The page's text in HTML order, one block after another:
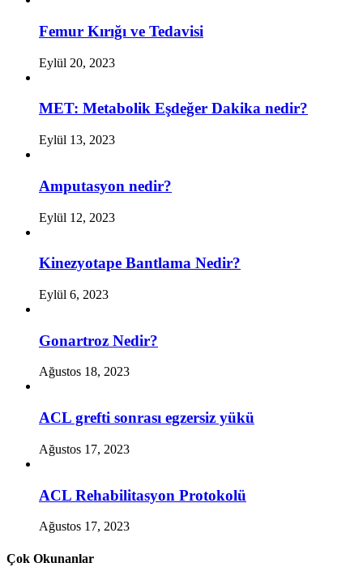
Femur Kırığı ve Tedavisi
Eylül 20, 2023
MET: Metabolik Eşdeğer Dakika nedir?
Eylül 13, 2023
Amputasyon nedir?
Eylül 12, 2023
Kinezyotape Bantlama Nedir?
Eylül 6, 2023
Gonartroz Nedir?
Ağustos 18, 2023
ACL grefti sonrası egzersiz yükü
Ağustos 17, 2023
ACL Rehabilitasyon Protokolü
Ağustos 17, 2023
Çok Okunanlar